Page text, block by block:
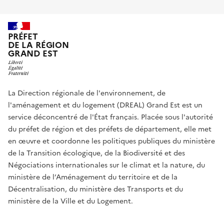
PRÉFET
DE LA RÉGION
GRAND EST
La Direction régionale de l'environnement, de
l'aménagement et du logement (DREAL) Grand Est est un
service déconcentré de l'État français. Placée sous l'autorité
du préfet de région et des préfets de département, elle met
en œuvre et coordonne les politiques publiques du ministère
de la Transition écologique, de la Biodiversité et des
Négociations internationales sur le climat et la nature, du
ministère de l’Aménagement du territoire et de la
Décentralisation, du ministère des Transports et du
ministère de la Ville et du Logement.